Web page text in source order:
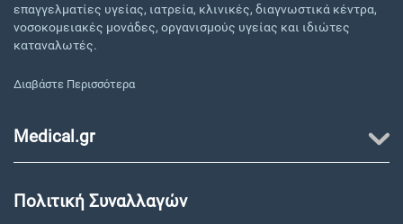
επαγγελματίες υγείας, ιατρεία, κλινικές, διαγνωστικά κέντρα,
νοσοκομειακές μονάδες, οργανισμούς υγείας και ιδιώτες
καταναλωτές.
Διαβάστε Περισσότερα
Medical.gr
Πολιτική Συναλλαγών